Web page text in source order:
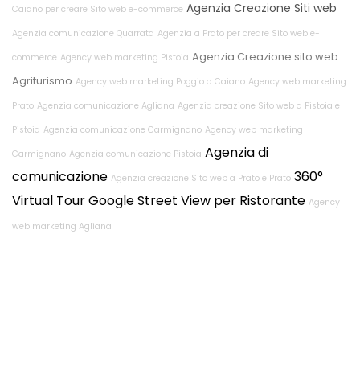
Caiano per creare Sito web e-commerce Agenzia Creazione Siti web
Agenzia comunicazione Quarrata Agenzia a Prato per creare Sito web e-
commerce Agency web marketing Pistoia Agenzia Creazione sito web
Agriturismo Agency web marketing Poggio a Caiano Agency web marketing
Prato Agenzia comunicazione Agliana Agenzia creazione Sito web a Pistoia e
Pistoia Agenzia comunicazione Carmignano Agency web marketing
Carmignano Agenzia comunicazione Pistoia Agenzia di
comunicazione Agenzia creazione Sito web a Prato e Prato 360°
Virtual Tour Google Street View per Ristorante Agency
web marketing Agliana